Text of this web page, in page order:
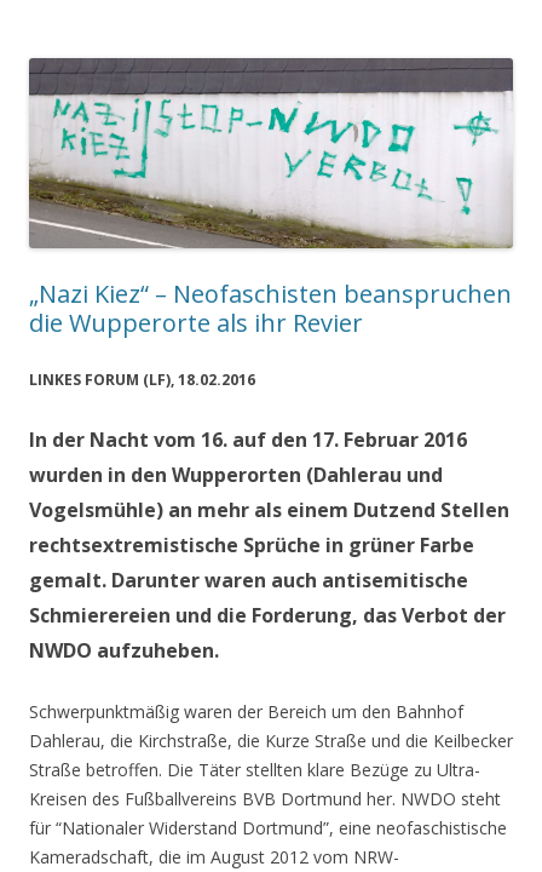
„Nazi Kiez“ – Neofaschisten beanspruchen
die Wupperorte als ihr Revier
LINKES FORUM (LF), 18.02.2016
In der Nacht vom 16. auf den 17. Februar 2016
wurden in den Wupperorten (Dahlerau und
Vogelsmühle) an mehr als einem Dutzend Stellen
rechtsextremistische Sprüche in grüner Farbe
gemalt. Darunter waren auch antisemitische
Schmierereien und die Forderung, das Verbot der
NWDO aufzuheben.
Schwerpunktmäßig waren der Bereich um den Bahnhof
Dahlerau, die Kirchstraße, die Kurze Straße und die Keilbecker
Straße betroffen. Die Täter stellten klare Bezüge zu Ultra-
Kreisen des Fußballvereins BVB Dortmund her. NWDO steht
für “Nationaler Widerstand Dortmund”, eine neofaschistische
Kameradschaft, die im August 2012 vom NRW-